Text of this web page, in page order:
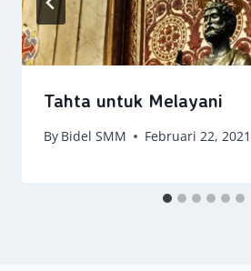
Tahta untuk Melayani
By Bidel SMM Februari 22, 2021